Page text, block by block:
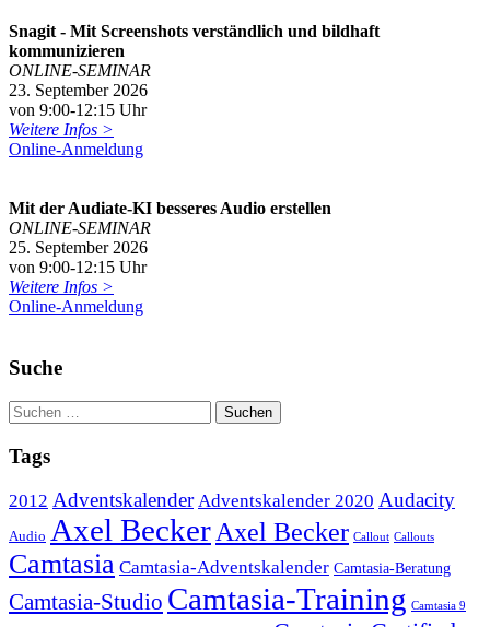
Snagit - Mit Screenshots verständlich und bildhaft
kommunizieren
ONLINE-SEMINAR
23. September 2026
von 9:00-12:15 Uhr
Weitere Infos >
Online-Anmeldung
Mit der Audiate-KI besseres Audio erstellen
ONLINE-SEMINAR
25. September 2026
von 9:00-12:15 Uhr
Weitere Infos >
Online-Anmeldung
Suche
Tags
2012 Adventskalender Adventskalender 2020 Audacity
Audio Axel BeckerAxel Becker Callout Callouts
Camtasia Camtasia-Adventskalender Camtasia-Beratung
Camtasia-Studio Camtasia-Training Camtasia 9